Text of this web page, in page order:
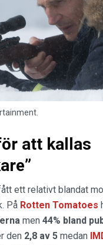
att kallas
ett relativt blandat
På Rotten Tomatoes
men 44% bland
den 2,8 av 5 medan